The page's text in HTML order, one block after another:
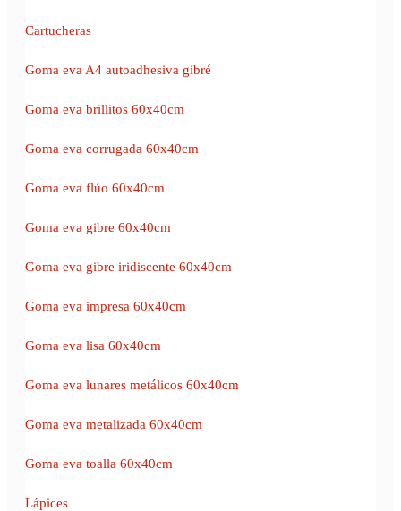
Cartucheras
Goma eva A4 autoadhesiva gibré
Goma eva brillitos 60x40cm
Goma eva corrugada 60x40cm
Goma eva flúo 60x40cm
Goma eva gibre 60x40cm
Goma eva gibre iridiscente 60x40cm
Goma eva impresa 60x40cm
Goma eva lisa 60x40cm
Goma eva lunares metálicos 60x40cm
Goma eva metalizada 60x40cm
Goma eva toalla 60x40cm
Lápices